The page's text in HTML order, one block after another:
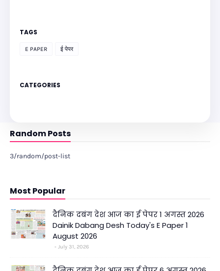
TAGS
E PAPER ई पेपर
CATEGORIES
Random Posts
3/random/post-list
Most Popular
दैनिक दबंग देश आज का ई पेपर 1 अगस्त 2026
Dainik Dabang Desh Today's E Paper 1
August 2026
July 31, 2026